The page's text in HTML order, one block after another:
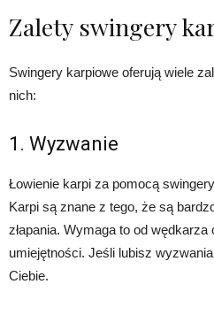
Zalety swingery
Swingery karpiowe oferują wiele
nich:
1. Wyzwanie
Łowienie karpi za pomocą
Karpi są znane z tego, że są
złapania. Wymaga to od
umiejętności. Jeśli lubisz
Ciebie.